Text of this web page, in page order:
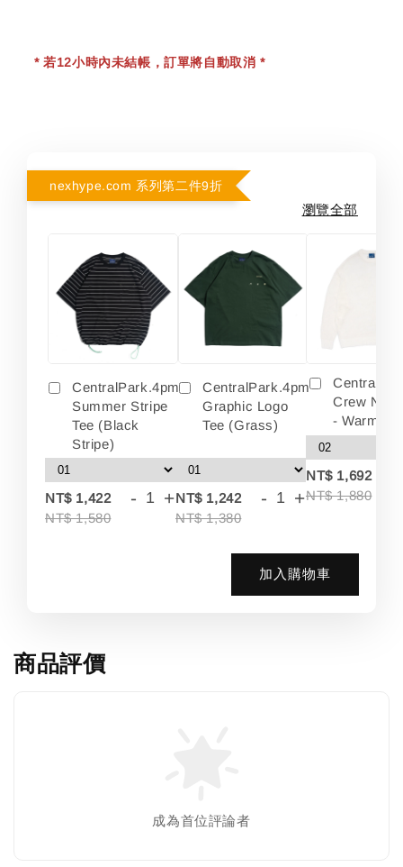
* 若12小時內未結帳，訂單將自動取消 *
nexhype.com 系列第二件9折
瀏覽全部
CentralPark.4pm
Summer Stripe
Tee (Black
Stripe)
NT$ 1,422
NT$ 1,580
- +
CentralPark.4pm
Graphic Logo
Tee (Grass)
NT$ 1,242
NT$ 1,380
- +
Crew
- Warm
NT$ 1,692
NT$ 1,880
加入購物車
商品評價
成為首位評論者